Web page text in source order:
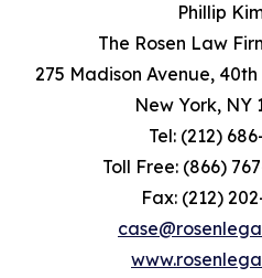
Phillip
The Rosen Law
275 Madison Avenue,
New York, NY
Tel: (212)
Toll Free: (866)
Fax: (212)